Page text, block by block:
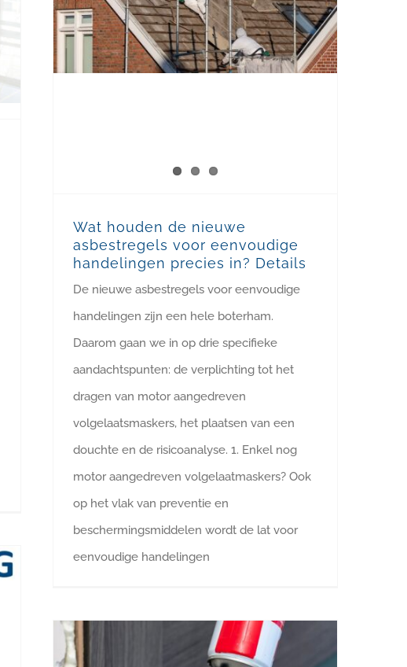
Wat houden de nieuwe
asbestregels voor eenvoudige
handelingen precies in? Details
De nieuwe asbestregels voor eenvoudige
handelingen zijn een hele boterham.
Daarom gaan we in op drie specifieke
aandachtspunten: de verplichting tot het
dragen van motor aangedreven
volgelaatsmaskers, het plaatsen van een
douchte en de risicoanalyse. 1. Enkel nog
motor aangedreven volgelaatmaskers? Ook
op het vlak van preventie en
beschermingsmiddelen wordt de lat voor
eenvoudige handelingen